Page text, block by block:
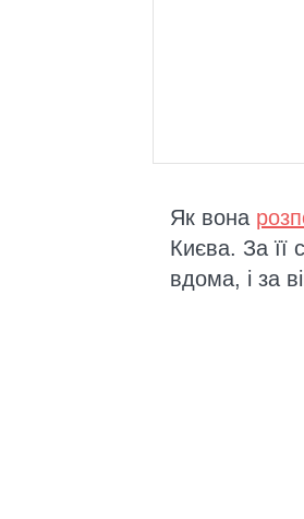
Як вона
Києва. За її
вдома, і за